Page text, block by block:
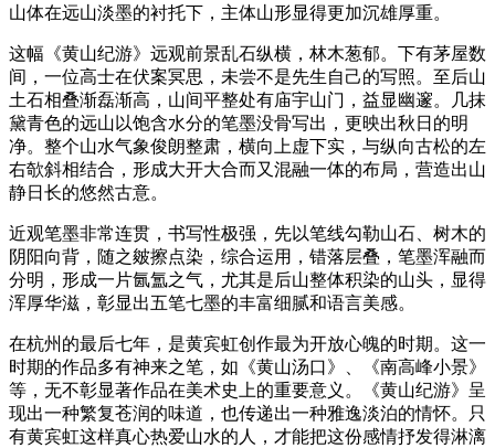
山体在远山淡墨的衬托下，主体山形显得更加沉雄厚重。
这幅《黄山纪游》远观前景乱石纵横，林木葱郁。下有茅屋数
间，一位高士在伏案冥思，未尝不是先生自己的写照。至后山
土石相叠渐磊渐高，山间平整处有庙宇山门，益显幽邃。几抹
黛青色的远山以饱含水分的笔墨没骨写出，更映出秋日的明
净。整个山水气象俊朗整肃，横向上虚下实，与纵向古松的左
右欹斜相结合，形成大开大合而又混融一体的布局，营造出山
静日长的悠然古意。
近观笔墨非常连贯，书写性极强，先以笔线勾勒山石、树木的
阴阳向背，随之皴擦点染，综合运用，错落层叠，笔墨浑融而
分明，形成一片氤氲之气，尤其是后山整体积染的山头，显得
浑厚华滋，彰显出五笔七墨的丰富细腻和语言美感。
在杭州的最后七年，是黄宾虹创作最为开放心魄的时期。这一
时期的作品多有神来之笔，如《黄山汤口》、《南高峰小景》
等，无不彰显著作品在美术史上的重要意义。《黄山纪游》呈
现出一种繁复苍润的味道，也传递出一种雅逸淡泊的情怀。只
有黄宾虹这样真心热爱山水的人，才能把这份感情抒发得淋漓